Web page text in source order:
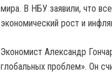
мира. В НБУ заявили, что
экономический рост и
Экономист Александр
глобальных проблем». Он